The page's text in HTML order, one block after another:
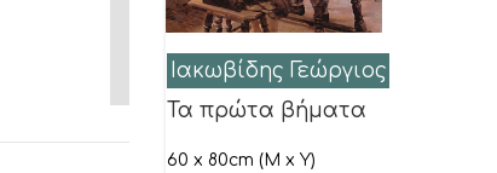
Ιακωβίδης Γεώργιος
Τα πρώτα βήματα
60 x 80cm (M x Y)